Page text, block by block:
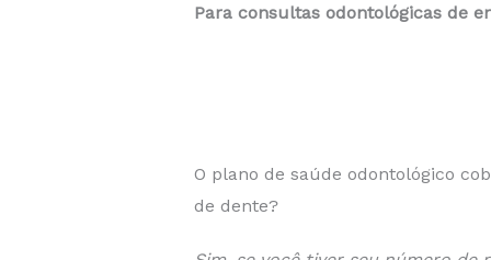
Para consultas odontológicas de
O plano de saúde odontológico
de dente?